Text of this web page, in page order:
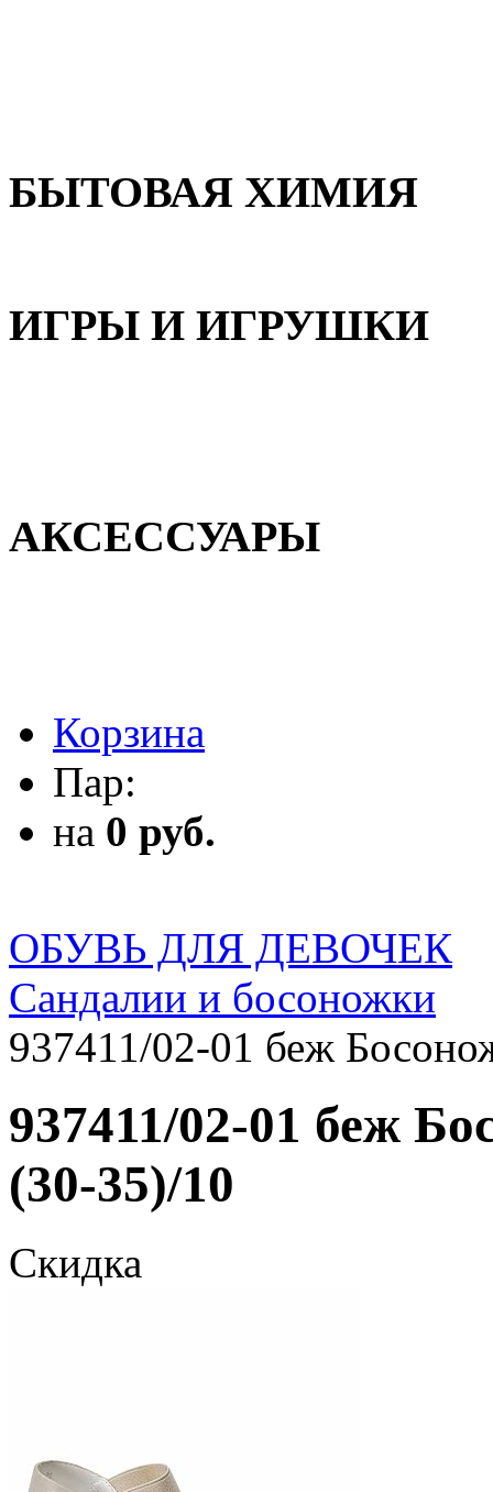
БЫТОВАЯ ХИМИЯ
ИГРЫ И ИГРУШКИ
АКСЕССУАРЫ
Корзина
Пар:
на 0 руб.
ОБУВЬ ДЛЯ ДЕВОЧЕК
Сандалии и босоножки
937411/02-01 беж
937411/02-01 беж
(30-35)/10
Скидка